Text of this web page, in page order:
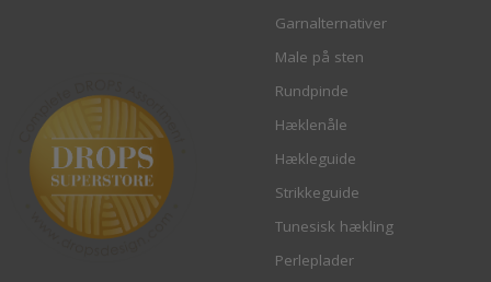
Garnalternativer
Male på sten
Rundpinde
Hæklenåle
Hækleguide
Strikkeguide
Tunesisk hækling
Perleplader